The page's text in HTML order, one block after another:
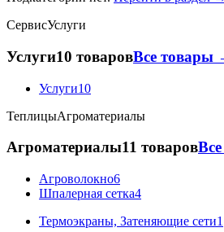
СервисУслуги
Услуги10 товаровВсе товары
Услуги10
ТеплицыАгроматериалы
Агроматериалы11 товаров
Агроволокно6
Шпалерная сетка4
Термоэкраны, Затеняющие сети1